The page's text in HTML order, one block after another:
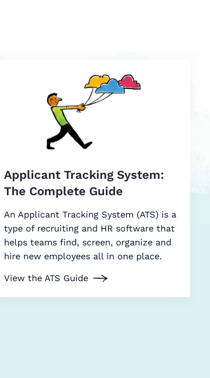
Applicant Tracking System:
The Complete Guide
An Applicant Tracking System (ATS) is a
type of recruiting and HR software that
helps teams find, screen, organize and
hire new employees all in one place.
View the ATS Guide